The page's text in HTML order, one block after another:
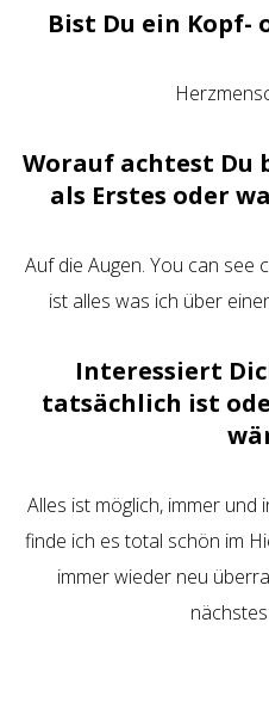
Bist Du ein Kopf-
Worauf achtest Du
als Erstes oder
Auf die Augen. You can see
ist alles was ich über
Interessiert
tatsächlich ist
Alles ist möglich, immer
finde ich es total schön im
immer wieder neu